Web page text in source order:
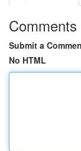
Comments
Submit a
No HTML